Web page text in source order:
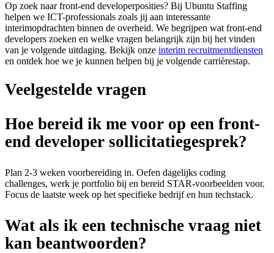
Op zoek naar front-end developerposities? Bij Ubuntu Staffing
helpen we ICT-professionals zoals jij aan interessante
interimopdrachten binnen de overheid. We begrijpen wat front-end
developers zoeken en welke vragen belangrijk zijn bij het vinden
van je volgende uitdaging. Bekijk onze interim recruitmentdiensten
en ontdek hoe we je kunnen helpen bij je volgende carrièrestap.
Veelgestelde vragen
Hoe bereid ik me voor op een front-
end developer sollicitatiegesprek?
Plan 2-3 weken voorbereiding in. Oefen dagelijks coding
challenges, werk je portfolio bij en bereid STAR-voorbeelden voor.
Focus de laatste week op het specifieke bedrijf en hun techstack.
Wat als ik een technische vraag niet
kan beantwoorden?